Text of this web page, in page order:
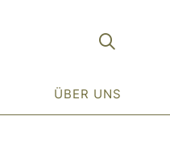
ÜBER UNS